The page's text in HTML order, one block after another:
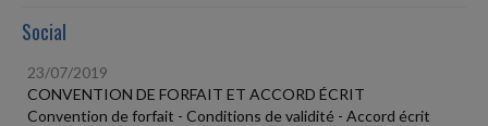
Social
23/07/2019
CONVENTION DE FORFAIT ET ACCORD ÉCRIT
Convention de forfait - Conditions de validité - Accord écrit